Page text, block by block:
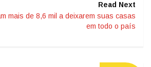
Read Next
mais de 8,6 mil a deixarem suas casas
em todo o país